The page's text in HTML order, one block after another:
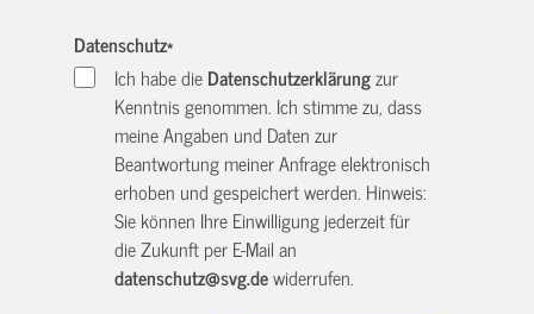
Datenschutz*
Ich habe dieDatenschutzerklärungzur
Kenntnis genommen. Ich stimme zu, dass
meine Angaben und Daten zur
Beantwortung meiner Anfrage elektronisch
erhoben und gespeichert werden. Hinweis:
Sie können Ihre Einwilligung jederzeit für
die Zukunft per E-Mail an
datenschutz@svg.dewiderrufen.